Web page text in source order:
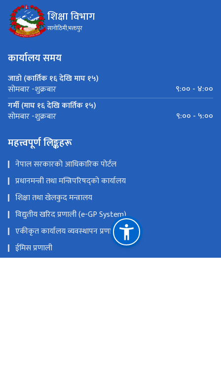
शिक्षा विभाग
सानोठिमी,भक्तपुर
कार्यालय समय
जाडो (कार्तिक १६ देखि माघ १५)
सोमबार -शुक्रबार
९:०० - ४:००
गर्मी (माघ १६ देखि कार्तिक १५)
सोमबार -शुक्रबार ९:०० - ५:००
महत्त्वपूर्ण लिङ्कहरू
नेपाल सरकारको आधिकारिक पोर्टल
प्रधानमन्त्री तथा मन्त्रिपरिषद्को कार्यालय
शिक्षा तथा खेलकुद मन्त्रालय
विद्युतीय खरिद प्रणाली (e-GP System)
एकीकृत कार्यालय व्यवस्थापन प्रणाली
ईमिस प्रणाली